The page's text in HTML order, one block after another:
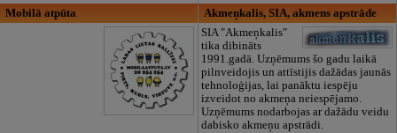
Mobilā atpūta
Akmeņkalis, SIA, akmens apstrāde
SIA "Akmeņkalis"
tika dibināts
1991.gadā. Uzņēmums šo gadu laikā
pilnveidojis un attīstijis dažādas jaunās
tehnoloģijas, lai panāktu iespēju
izveidot no akmeņa neiespējamo.
Uzņēmums nodarbojas ar dažādu veidu
dabisko akmeņu apstrādi.